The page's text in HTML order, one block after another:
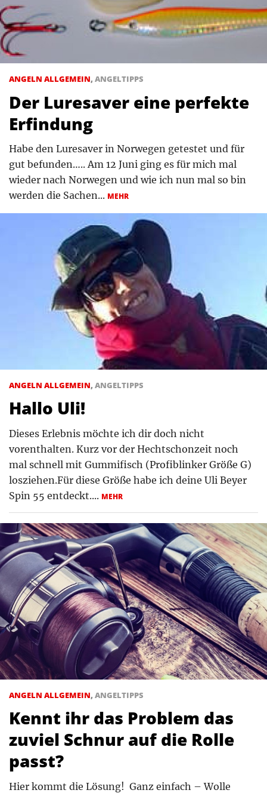
ANGELN ALLGEMEIN, ANGELTIPPS
Der Luresaver eine perfekte
Erfindung
Habe den Luresaver in Norwegen getestet und für
gut befunden….. Am 12 Juni ging es für mich mal
wieder nach Norwegen und wie ich nun mal so bin
werden die Sachen... MEHR
ANGELN ALLGEMEIN, ANGELTIPPS
Hallo Uli!
Dieses Erlebnis möchte ich dir doch nicht
vorenthalten. Kurz vor der Hechtschonzeit noch
mal schnell mit Gummifisch (Profiblinker Größe G)
losziehen.Für diese Größe habe ich deine Uli Beyer
Spin 55 entdeckt.... MEHR
ANGELN ALLGEMEIN, ANGELTIPPS
Kennt ihr das Problem das
zuviel Schnur auf die Rolle
passt?
Hier kommt die Lösung! Ganz einfach – Wolle